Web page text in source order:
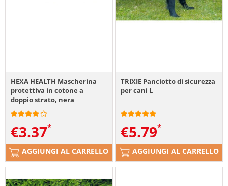
HEXA HEALTH Mascherina
protettiva in cotone a
doppio strato, nera
€3.37
AGGIUNGI AL CARRELLO
TRIXIE Panciotto di sicurezza
per cani L
€5.79
AGGIUNGI AL CARRELLO